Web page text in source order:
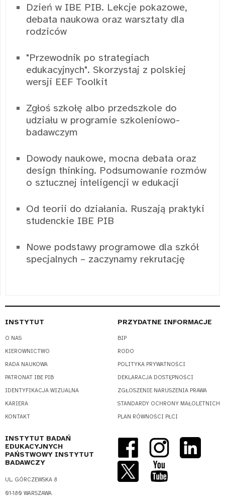
Dzień w IBE PIB. Lekcje pokazowe,
debata naukowa oraz warsztaty dla
rodziców
"Przewodnik po strategiach
edukacyjnych". Skorzystaj z polskiej
wersji EEF Toolkit
Zgłoś szkołę albo przedszkole do
udziału w programie szkoleniowo-
badawczym
Dowody naukowe, mocna debata oraz
design thinking. Podsumowanie rozmów
o sztucznej inteligencji w edukacji
Od teorii do działania. Ruszają praktyki
studenckie IBE PIB
Nowe podstawy programowe dla szkół
specjalnych – zaczynamy rekrutację
INSTYTUT
O NAS
KIEROWNICTWO
RADA NAUKOWA
PATRONAT IBE PIB
IDENTYFIKACJA WIZUALNA
KARIERA
KONTAKT
PRZYDATNE INFORMACJE
BIP
RODO
POLITYKA PRYWATNOŚCI
DEKLARACJA DOSTĘPNOŚCI
ZGŁOSZENIE NARUSZENIA PRAWA
STANDARDY OCHRONY MAŁOLETNICH
PLAN RÓWNOŚCI PŁCI
INSTYTUT BADAŃ
EDUKACYJNYCH
PAŃSTWOWY INSTYTUT
BADAWCZY
UL. GÓRCZEWSKA 8
01-180 WARSZAWA